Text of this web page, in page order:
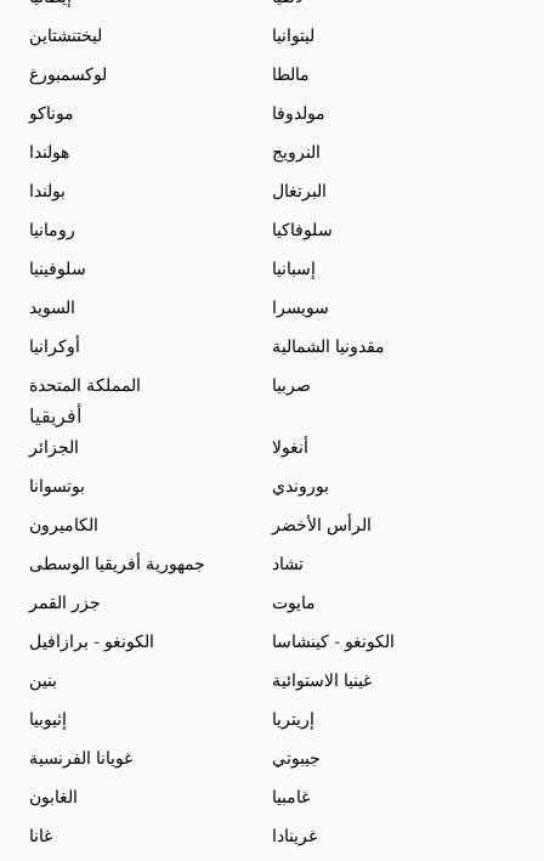
ليختنشتاين
ليتوانيا
لوكسمبورغ
مالطا
موناكو
مولدوفا
هولندا
النرويج
بولندا
البرتغال
رومانيا
سلوفاكيا
سلوفينيا
إسبانيا
السويد
سويسرا
أوكرانيا
مقدونيا الشمالية
المملكة المتحدة
صربيا
أفريقيا
الجزائر
أنغولا
بوتسوانا
بوروندي
الكاميرون
الرأس الأخضر
جمهورية أفريقيا الوسطى
تشاد
جزر القمر
مايوت
الكونغو - برازافيل
الكونغو - كينشاسا
بنين
غينيا الاستوائية
إثيوبيا
إريتريا
غويانا الفرنسية
جيبوتي
الغابون
غامبيا
غانا
غرينادا